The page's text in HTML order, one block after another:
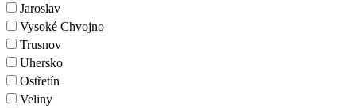
Jaroslav
Vysoké Chvojno
Trusnov
Uhersko
Ostřetín
Veliny